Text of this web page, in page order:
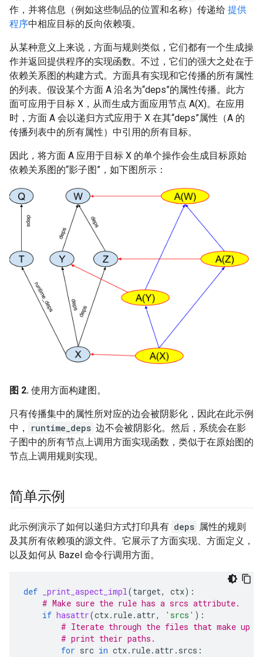
作，并将信息（例如这些制品的位置和名称）传递给 提供
程序中相应目标的反向依赖项。
从某种意义上来说，方面与规则类似，它们都有一个生成操
作并返回提供程序的实现函数。不过，它们的强大之处在于
依赖关系图的构建方式。方面具有实现和它传播的所有属性
的列表。假设某个方面 A 沿名为“deps”的属性传播。此方
面可应用于目标 X，从而生成方面应用节点 A(X)。在应用
时，方面 A 会以递归方式应用于 X 在其“deps”属性（A 的
传播列表中的所有属性）中引用的所有目标。
因此，将方面 A 应用于目标 X 的单个操作会生成目标原始
依赖关系图的“影子图”，如下图所示：
图 2. 使用方面构建图。
只有传播集中的属性所对应的边会被阴影化，因此在此示例
中，
runtime_deps 边不会被阴影化。然后，系统会在影
子图中的所有节点上调用方面实现函数，类似于在原始图的
节点上调用规则实现。
简单示例
此示例演示了如何以递归方式打印具有 deps 属性的规则
及其所有依赖项的源文件。它展示了方面实现、方面定义，
以及如何从 Bazel 命令行调用方面。
def _print_aspect_impl(target, ctx):
# Make sure the rule has a srcs attribute.
if hasattr(ctx. rule.attr, 'srcs' ):
# Iterate through the files that make up
# print their paths.
for src in ctx. rule.attr . srcs :